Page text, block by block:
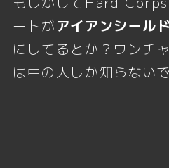
ートがアイアンシール
にしてるとか？ワンチ
は中の人しか知らない